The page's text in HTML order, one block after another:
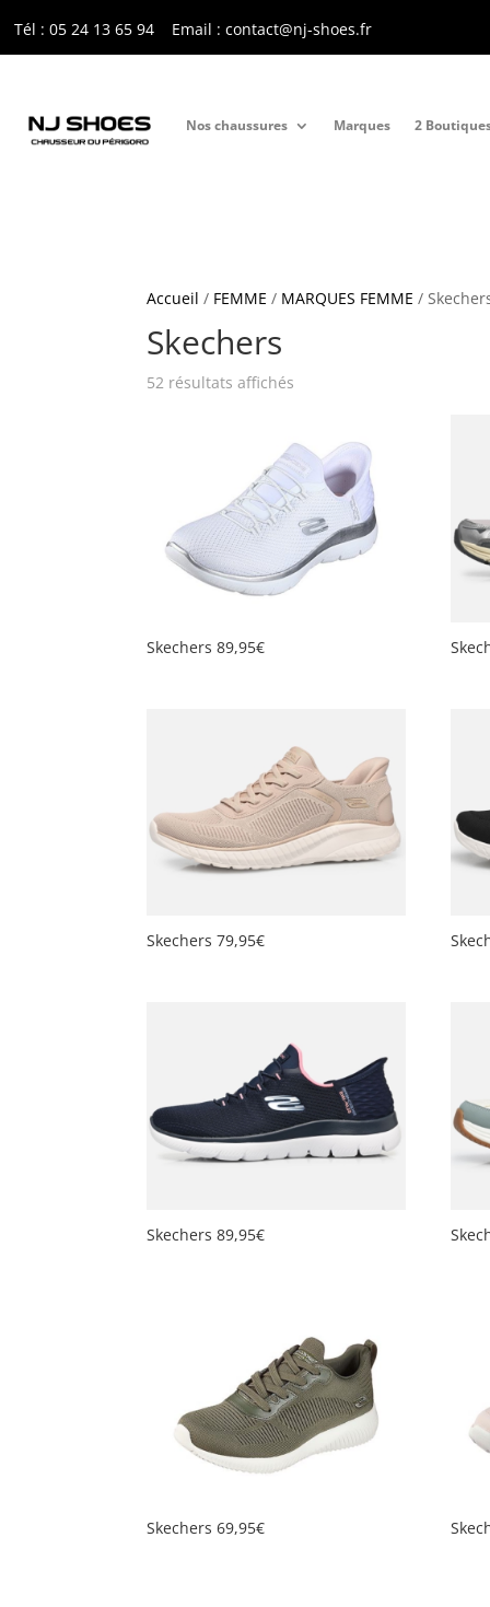
Tél : 05 24 13 65 94 Email : contact@nj-shoes.fr
Nos chaussures Marques 2
Accueil / FEMME / MARQUES FEMME /
Skechers
52 résultats affichés
récent
au
plus
ancien
Skechers 89,95€
Skechers 79,95€
Skechers 89,95€
Skechers 69,95€